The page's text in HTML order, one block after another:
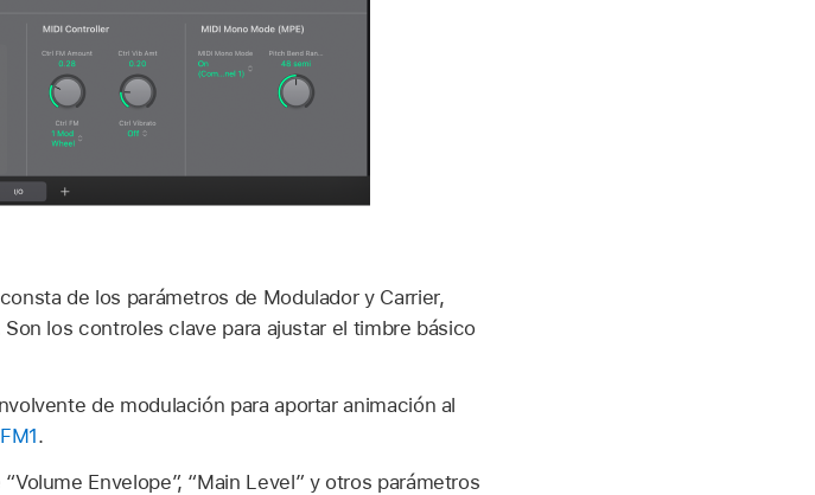
de los parámetros de Modulador y Carrier,
los controles clave para ajustar el timbre básico
de modulación para aportar animación al
.
Envelope”, “Main Level” y otros parámetros